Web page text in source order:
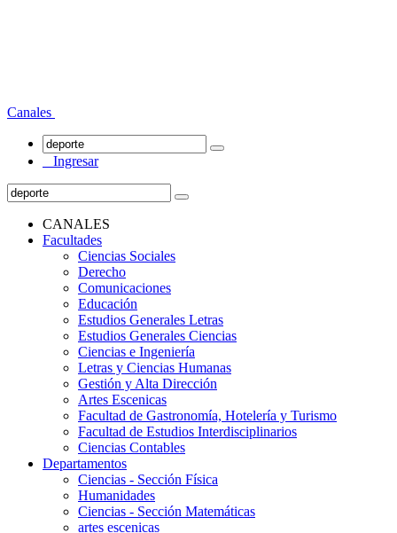
Canales
Ingresar
CANALES
Facultades
Ciencias Sociales
Derecho
Comunicaciones
Educación
Estudios Generales Letras
Estudios Generales Ciencias
Ciencias e Ingeniería
Letras y Ciencias Humanas
Gestión y Alta Dirección
Artes Escenicas
Facultad de Gastronomía, Hotelería y Turismo
Facultad de Estudios Interdisciplinarios
Ciencias Contables
Departamentos
Ciencias - Sección Física
Humanidades
Ciencias - Sección Matemáticas
artes escenicas